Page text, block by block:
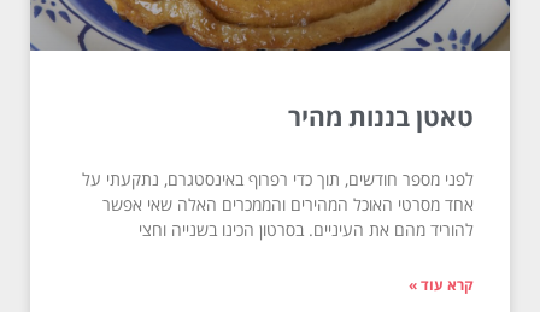
טאטן בננות מהיר
לפני מספר חודשים, תוך כדי רפרוף באינסטגרם, נתקעתי על
אחד מסרטי האוכל המהירים והממכרים האלה שאי אפשר
להוריד מהם את העיניים. בסרטון הכינו בשנייה וחצי
קרא עוד »